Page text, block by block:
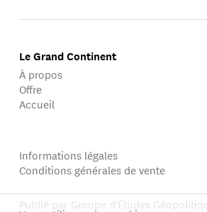
Le Grand Continent
À propos
Offre
Accueil
Informations légales
Conditions générales de vente
Publié par Groupe d'Études